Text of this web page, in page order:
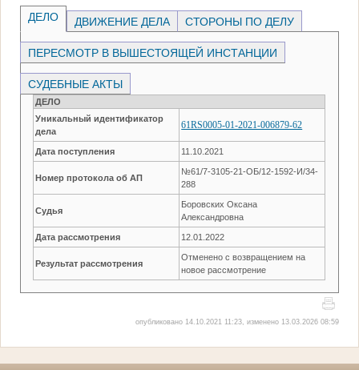
ДЕЛО ДВИЖЕНИЕ ДЕЛА СТОРОНЫ ПО ДЕЛУ
ПЕРЕСМОТР В ВЫШЕСТОЯЩЕЙ ИНСТАНЦИИ
СУДЕБНЫЕ АКТЫ
ДЕЛО
Уникальный идентификатор
дела
61RS0005-01-2021-006879-62
Дата поступления 11.10.2021
Номер протокола об АП
№61/7-3105-21-ОБ/12-1592-И/34-
288
Судья
Боровских Оксана
Александровна
Дата рассмотрения 12.01.2022
Результат рассмотрения
Отменено с возвращением на
новое рассмотрение
опубликовано 14.10.2021 11:23, изменено 13.03.2026 08:59